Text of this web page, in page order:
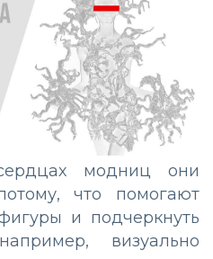
модниц они
что помогают
и подчеркнуть
визуально